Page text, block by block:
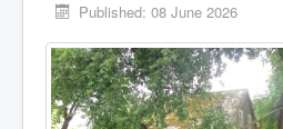
Published: 08 June 2026